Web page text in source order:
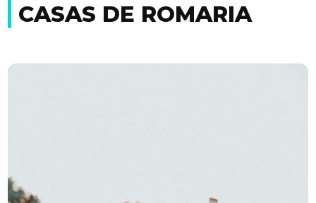
CASAS DE ROMARIA